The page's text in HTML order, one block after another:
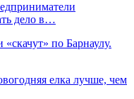
дело в…
по Барнаулу.
елка лучше, чем